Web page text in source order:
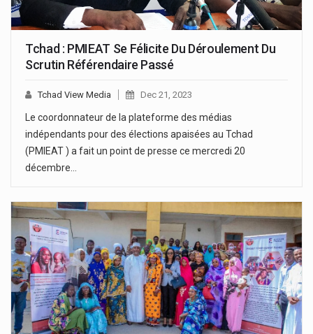
Tchad : PMIEAT Se Félicite Du Déroulement Du
Scrutin Référendaire Passé
Tchad View Media Dec 21, 2023
Le coordonnateur de la plateforme des médias
indépendants pour des élections apaisées au Tchad
(PMIEAT ) a fait un point de presse ce mercredi 20
décembre…